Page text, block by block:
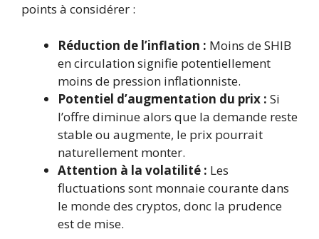
points à considérer :
Réduction de l’inflation : Moins de SHIB
en circulation signifie potentiellement
moins de pression inflationniste.
Potentiel d’augmentation du prix : Si
l’offre diminue alors que la demande reste
stable ou augmente, le prix pourrait
naturellement monter.
Attention à la volatilité : Les
fluctuations sont monnaie courante dans
le monde des cryptos, donc la prudence
est de mise.